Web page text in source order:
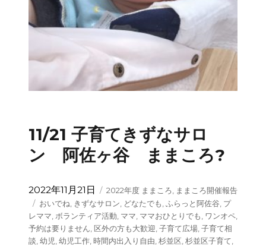
11/21 子育てきずなサロ
ン 阿佐ヶ谷 ままころ?
投
稿
日:
2022年11月21日
カ
テ
ゴ
リ
ー
2022年度 ままころ
ままころ開催報告
タ
グ
おいでね きずなサロン どなたでも ふらっと阿佐谷 プ
レママ ボランティア活動 ママ ママおひとりでも ワンオペ,
予約は要りません 区外の方も大歓迎 子育て広場, 子育て相
談 幼児 幼児工作, 時間内出入り自由 杉並区 杉並区子育て